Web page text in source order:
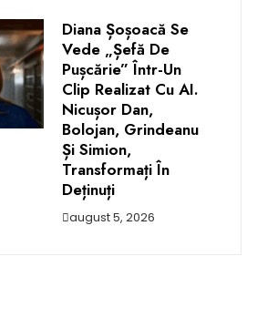
Diana Șoșoacă Se
Vede „șefă De
Pușcărie” Într-Un
Clip Realizat Cu AI.
Nicușor Dan,
Bolojan, Grindeanu
Și Simion,
Transformați În
Deținuți
august 5, 2026